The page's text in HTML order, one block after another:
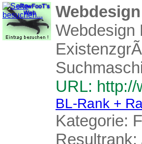
URL:
BL-Rank +
Kategorie:
Resultrank: